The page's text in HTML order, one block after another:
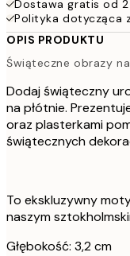
Dostawa gratis od
Polityka dotycząca
OPIS PRODUKTU
Świąteczne obrazy
Dodaj świąteczny
na płótnie.
oraz plasterkami
świątecznych
To ekskluzywny
naszym
Głębokość: 3,2 cm